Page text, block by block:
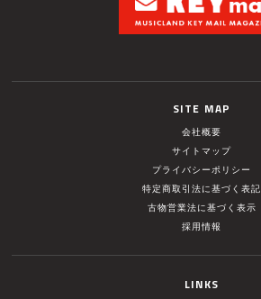
SITE MAP
会社概要
サイトマップ
プライバシーポリシー
特定商取引法に基づく表記
古物営業法に基づく表示
採用情報
LINKS